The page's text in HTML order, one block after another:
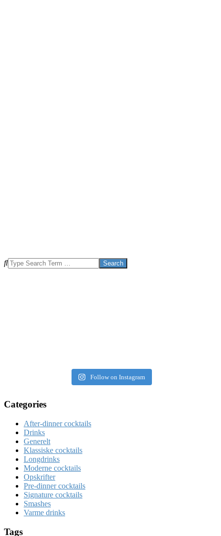
Search
Follow on Instagram
Categories
After-dinner cocktails
Drinks
Generelt
Klassiske cocktails
Longdrinks
Moderne cocktails
Opskrifter
Pre-dinner cocktails
Signature cocktails
Smashes
Varme drinks
Tags